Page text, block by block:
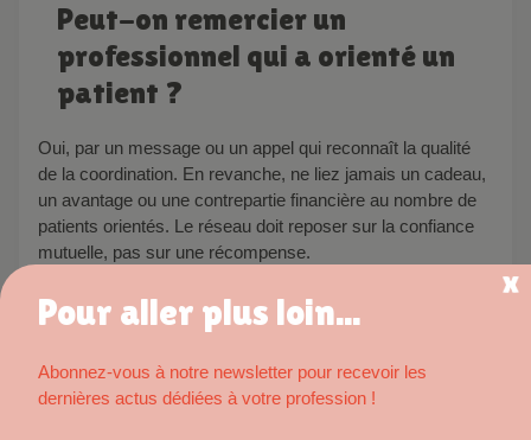
Pour aller plus loin...
Abonnez-vous à notre newsletter pour recevoir les
dernières actus dédiées à votre profession !
Peut-on remercier un
professionnel qui a orienté un
patient ?
Oui, par un message ou un appel qui reconnaît la qualité
de la coordination. En revanche, ne liez jamais un cadeau,
un avantage ou une contrepartie financière au nombre de
patients orientés. Le réseau doit reposer sur la confiance
mutuelle, pas sur une récompense.
Faut-il créer un site ou utiliser
les réseaux sociaux ?
Une IDEL peut communiquer des informations objectives